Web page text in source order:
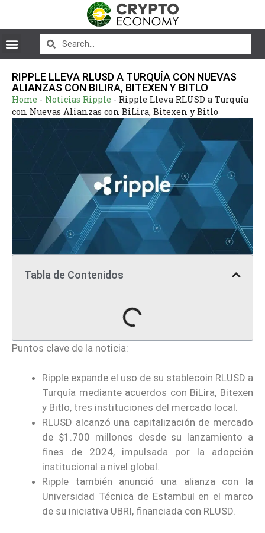
RIPPLE LLEVA RLUSD A TURQUÍA CON NUEVAS
ALIANZAS CON BILIRA, BITEXEN Y BITLO
Home - Noticias Ripple - Ripple Lleva RLUSD a Turquía
con Nuevas Alianzas con BiLira, Bitexen y Bitlo
Tabla de Contenidos
Puntos clave de la noticia:
Ripple expande el uso de su stablecoin RLUSD a
Turquía mediante acuerdos con BiLira, Bitexen
y Bitlo, tres instituciones del mercado local.
RLUSD alcanzó una capitalización de mercado
de $1.700 millones desde su lanzamiento a
fines de 2024, impulsada por la adopción
institucional a nivel global.
Ripple también anunció una alianza con la
Universidad Técnica de Estambul en el marco
de su iniciativa UBRI, financiada con RLUSD.